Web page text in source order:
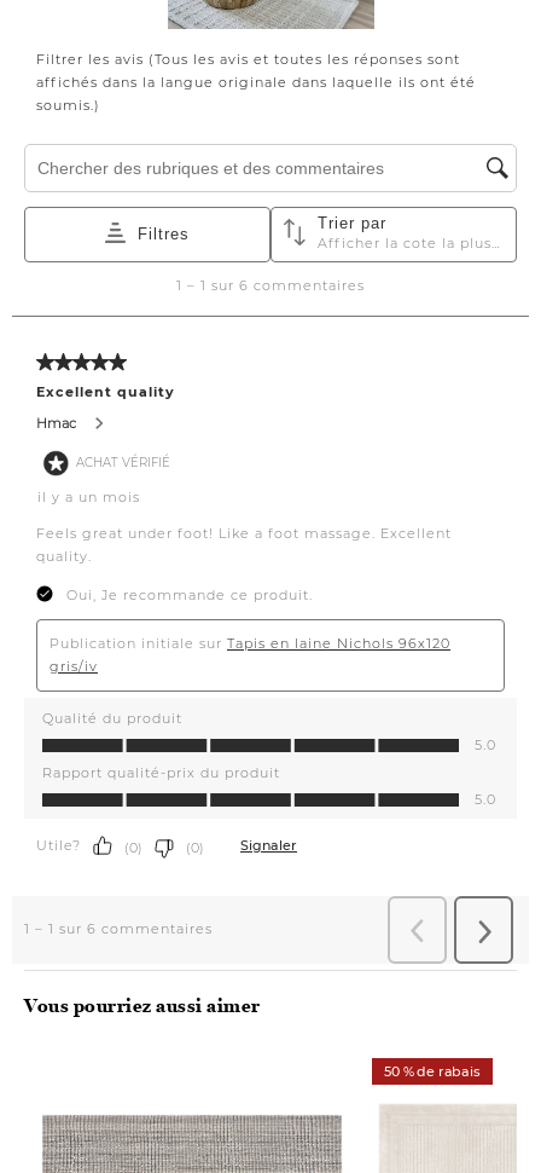
Vous pourriez aussi aimer
50 % de rabais